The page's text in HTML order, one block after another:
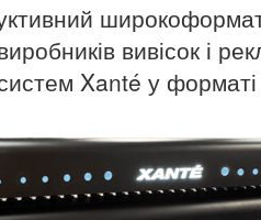
вивісок і
систем Xanté у